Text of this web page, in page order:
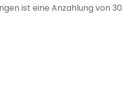
ist eine Anzahlung von